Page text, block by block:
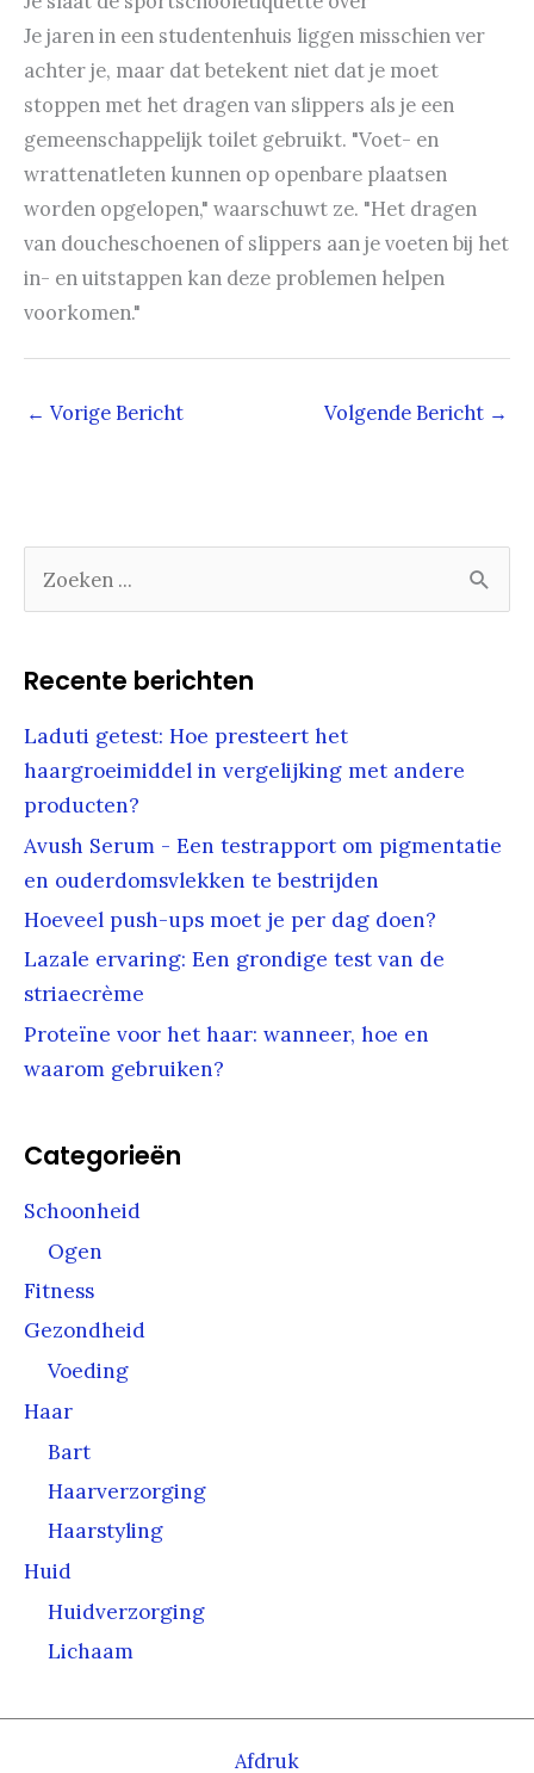
Je jaren in een studentenhuis liggen misschien ver
achter je, maar dat betekent niet dat je moet
stoppen met het dragen van slippers als je een
gemeenschappelijk toilet gebruikt. "Voet- en
wrattenatleten kunnen op openbare plaatsen
worden opgelopen," waarschuwt ze. "Het dragen
van doucheschoenen of slippers aan je voeten bij het
in- en uitstappen kan deze problemen helpen
voorkomen."
← Vorige Bericht Volgende Bericht →
k
n
:
Recente berichten
Laduti getest: Hoe presteert het
haargroeimiddel in vergelijking met andere
producten?
Avush Serum - Een testrapport om pigmentatie
en ouderdomsvlekken te bestrijden
Hoeveel push-ups moet je per dag doen?
Lazale ervaring: Een grondige test van de
striaecrème
Proteïne voor het haar: wanneer, hoe en
waarom gebruiken?
Categorieën
Schoonheid
Ogen
Fitness
Gezondheid
Voeding
Haar
Bart
Haarverzorging
Haarstyling
Huid
Huidverzorging
Lichaam
Afdruk